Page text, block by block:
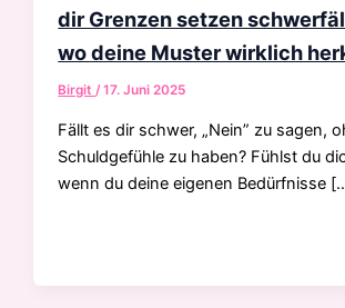
dir Grenzen setzen
wo deine Muster wirklich
Birgit/17. Juni 2025
Fällt es dir schwer, „Nein” zu sagen,
Schuldgefühle zu haben? Fühlst du
wenn du deine eigenen Bedürfnisse